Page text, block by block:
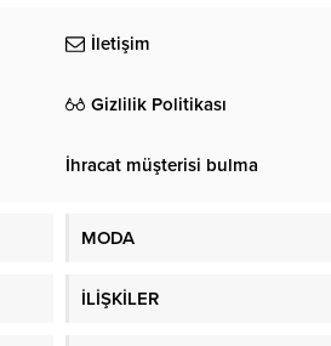
İletişim
Gizlilik Politikası
İhracat müşterisi bulma
MODA
İLİŞKİLER